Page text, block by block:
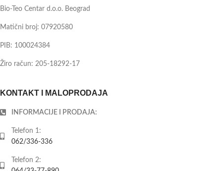
Bio-Teo Centar d.o.o. Beograd
Matični broj: 07920580
PIB: 100024384
Žiro račun: 205-18292-17
KONTAKT I MALOPRODAJA
INFORMACIJE I PRODAJA:
Telefon 1:
062/336-336
Telefon 2: